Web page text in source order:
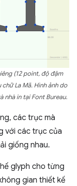
(12 point, độ đậm
La Mã. Hình ảnh do
nhà in tại Font Bureau.
các trục mà
với các trục của
giống nhau.
glyph cho từng
gian thiết kế